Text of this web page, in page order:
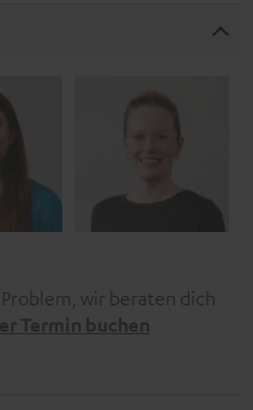
wir beraten dich
Termin buchen